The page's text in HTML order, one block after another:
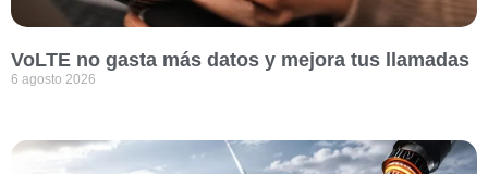
VoLTE no gasta más datos y mejora tus llamadas
6 agosto 2026